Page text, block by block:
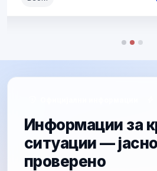
Информации за
ситуации —
проверено